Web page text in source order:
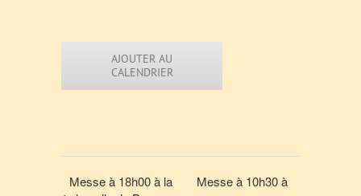
AJOUTER AU
CALENDRIER
Messe à 18h00 à la
Messe à 10h30 à